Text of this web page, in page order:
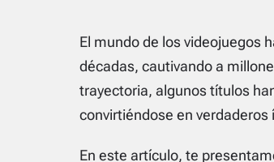
El mundo de los videojuegos
décadas, cautivando a
trayectoria, algunos títulos
convirtiéndose en verdaderos
En este artículo, te